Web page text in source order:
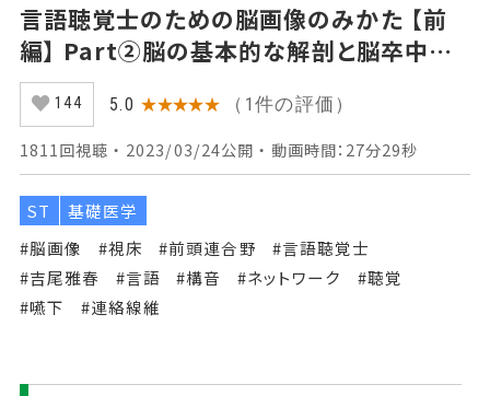
言語聴覚士のための脳画像のみかた 【前
編】 Part②脳の基本的な解剖と脳卒中の
脳画像1
144 5.0 ★★★★★ （1件の評価）
1811回視聴 ・ 2023/03/24公開 ・ 動画時間：27分29秒
ST
基礎医学
#脳画像
#視床 #前頭連合野
#言語聴覚士
#吉尾雅春
#言語 #構音 #ネットワーク
#聴覚
#嚥下
#連絡線維